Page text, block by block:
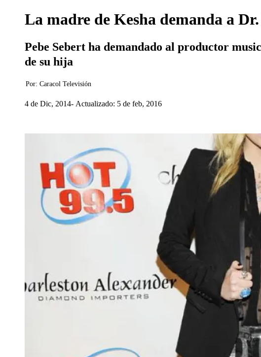
La madre de Kesha demanda a
Pebe Sebert ha demandado al productor
de su hija
Por: Caracol Televisión
4 de Dic, 2014 Actualizado: 5 de feb, 2016